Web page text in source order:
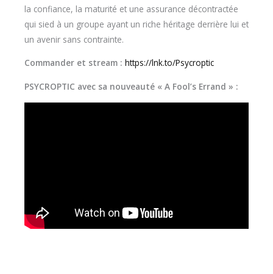
la confiance, la maturité et une assurance décontractée
qui sied à un groupe ayant un riche héritage derrière lui et
un avenir sans contrainte.
Commander et stream : https://lnk.to/Psycroptic
PSYCROPTIC avec sa nouveauté « A Fool’s Errand » :